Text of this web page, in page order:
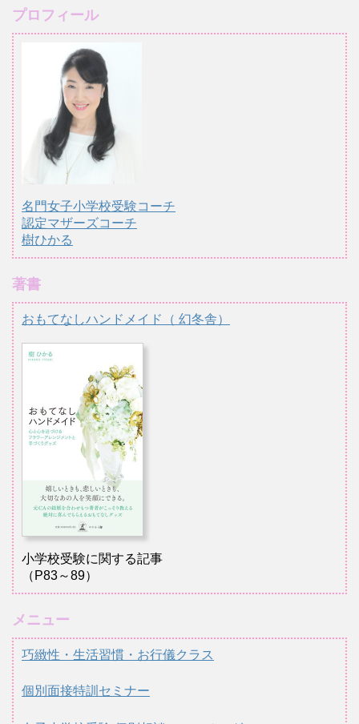
プロフィール
名門女子小学校受験コーチ
認定マザーズコーチ
樹ひかる
著書
おもてなしハンドメイド（ 幻冬舎）
小学校受験に関する記事
（P83～89）
メニュー
巧緻性・生活習慣・お行儀クラス
個別面接特訓セミナー